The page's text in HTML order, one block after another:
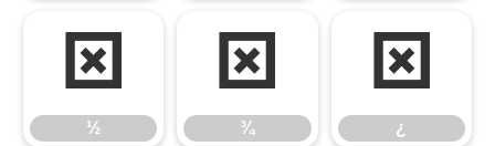
½
½
¾
¾
¿
¿